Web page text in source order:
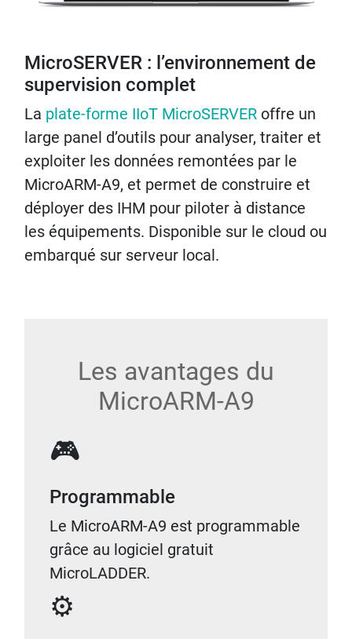
MicroSERVER : l’environnement de
supervision complet
La plate-forme IIoT MicroSERVER offre un
large panel d’outils pour analyser, traiter et
exploiter les données remontées par le
MicroARM-A9, et permet de construire et
déployer des IHM pour piloter à distance
les équipements. Disponible sur le cloud ou
embarqué sur serveur local.
Les avantages du
MicroARM-A9
🎮
Programmable
Le MicroARM-A9 est programmable
grâce au logiciel gratuit
MicroLADDER.
⚙️